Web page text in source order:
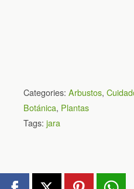
Categories: Arbustos,
Botánica, Plantas
Tags: jara